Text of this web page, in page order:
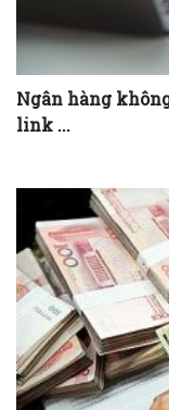
Ngân hàng
link ...